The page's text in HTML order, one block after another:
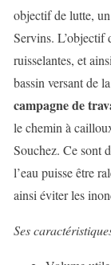
objectif de lutte,
Servins. L’objectif
ruisselantes, et
bassin versant de
campagne de
le chemin à
Souchez. Ce sont
l’eau puisse être
ainsi éviter les
Ses